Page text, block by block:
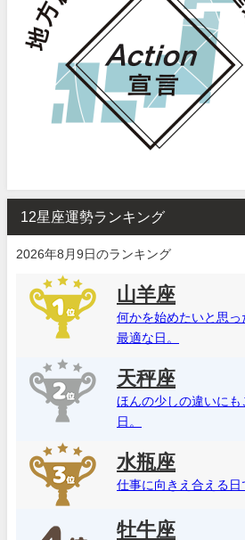
12星座運勢ランキング
2026年8月9日のランキング
山羊座
何かを始めたいと思
最適な日。
天秤座
ほんの少しの違いに
日。
水瓶座
仕事に向きえ合える日
牡牛座